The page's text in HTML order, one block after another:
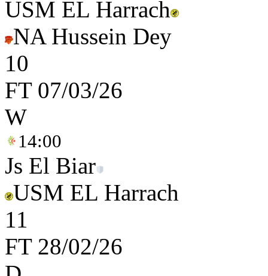
USM EL Harrach
NA Hussein Dey
10
FT 07/03/26
W
14:00
Js El Biar
USM EL Harrach
11
FT 28/02/26